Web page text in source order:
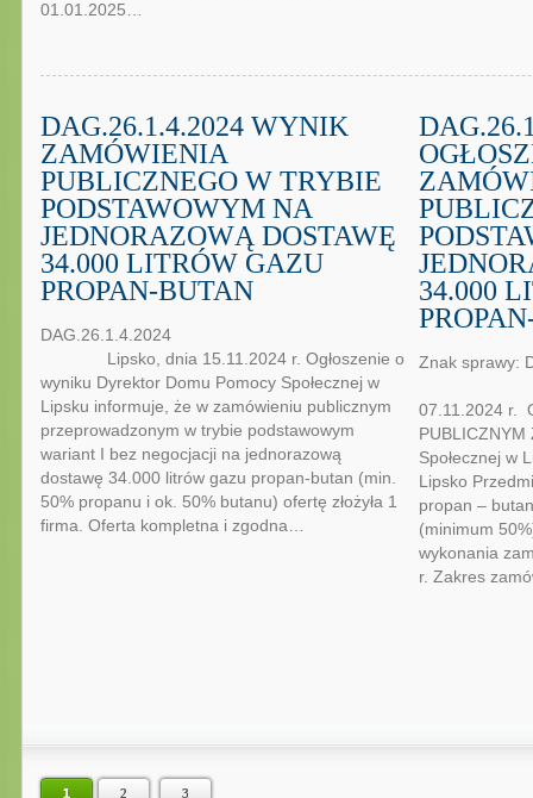
01.01.2025…
DAG.26.1.4.2024 WYNIK
ZAMÓWIENIA
PUBLICZNEGO W TRYBIE
PODSTAWOWYM NA
JEDNORAZOWĄ DOSTAWĘ
34.000 LITRÓW GAZU
PROPAN-BUTAN
DAG.26.1.4.2024
Lipsko, dnia 15.11.2024 r. Ogłoszenie o
wyniku Dyrektor Domu Pomocy Społecznej w
Lipsku informuje, że w zamówieniu publicznym
przeprowadzonym w trybie podstawowym
wariant I bez negocjacji na jednorazową
dostawę 34.000 litrów gazu propan-butan (min.
50% propanu i ok. 50% butanu) ofertę złożyła 1
firma. Oferta kompletna i zgodna…
34.000
Znak sprawy:
07.11.2024 r.
Społecznej w
Lipsko
propan –
(minimum
wykonania
r. Zakres
1 2 3